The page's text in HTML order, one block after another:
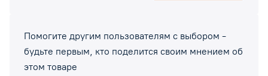
Помогите другим пользователям с выбором -
будьте первым, кто поделится своим мнением об
этом товаре